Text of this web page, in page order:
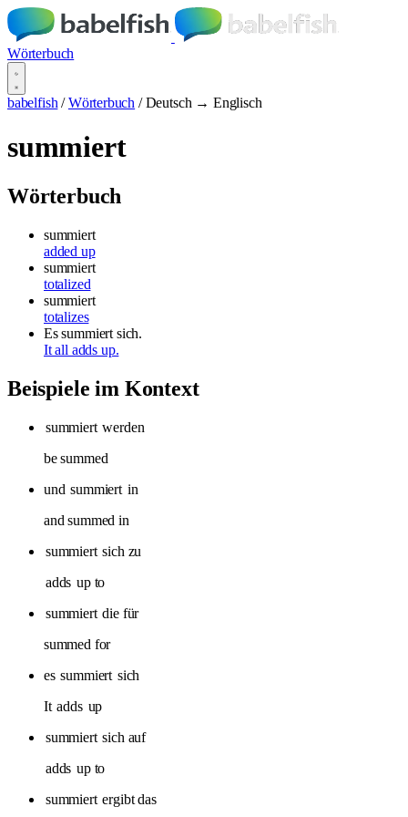
Wörterbuch
babelfish / Wörterbuch / Deutsch → Englisch
summiert
Wörterbuch
summiert
added up
summiert
totalized
summiert
totalizes
Es summiert sich.
It all adds up.
Beispiele im Kontext
summiert werden
be summed
und summiert in
and summed in
summiert sich zu
adds up to
summiert die für
summed for
es summiert sich
It adds up
summiert sich auf
adds up to
summiert ergibt das